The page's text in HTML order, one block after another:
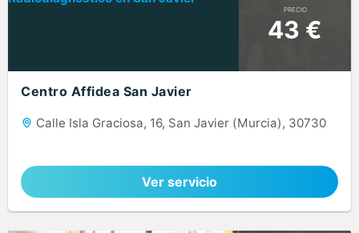
PRECIO
43 €
Centro Affidea San Javier
Calle Isla Graciosa, 16, San Javier (Murcia), 30730
Ver servicio